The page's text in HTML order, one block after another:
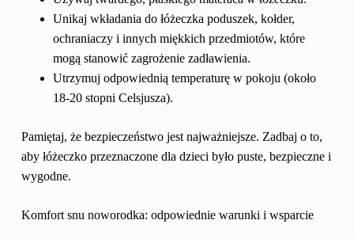
Unikaj wkładania do łóżeczka poduszek, kołder,
ochraniaczy i innych miękkich przedmiotów, które
mogą stanowić zagrożenie zadławienia.
Utrzymuj odpowiednią temperaturę w pokoju (około
18-20 stopni Celsjusza).
Pamiętaj, że bezpieczeństwo jest najważniejsze. Zadbaj o to,
aby łóżeczko przeznaczone dla dzieci było puste, bezpieczne i
wygodne.
Komfort snu noworodka: odpowiednie warunki i wsparcie